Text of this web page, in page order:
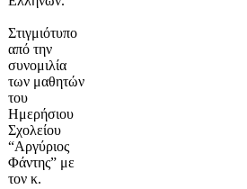
Στιγμιότυπο
από την
συνομιλία
των μαθητών
του
Ημερήσιου
Σχολείου
“Αργύριος
Φάντης” με
τον κ.